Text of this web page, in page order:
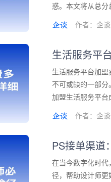
惑。本文将从总
作者：企
生活服务平
生活服务平台加
不可或缺的一部
加盟生活服务平
作者：企
PS接单渠道
在当今数字化时
径，帮助设计师